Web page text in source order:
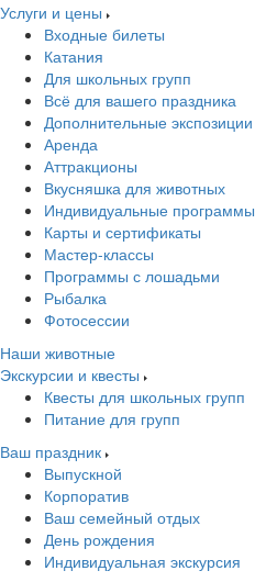
Услуги и цены
Входные билеты
Катания
Для школьных групп
Всё для вашего праздника
Дополнительные экспозиции
Аренда
Аттракционы
Вкусняшка для животных
Индивидуальные программы
Карты и сертификаты
Мастер-классы
Программы с лошадьми
Рыбалка
Фотосессии
Наши животные
Экскурсии и квесты
Квесты для школьных групп
Питание для групп
Ваш праздник
Выпускной
Корпоратив
Ваш семейный отдых
День рождения
Индивидуальная экскурсия